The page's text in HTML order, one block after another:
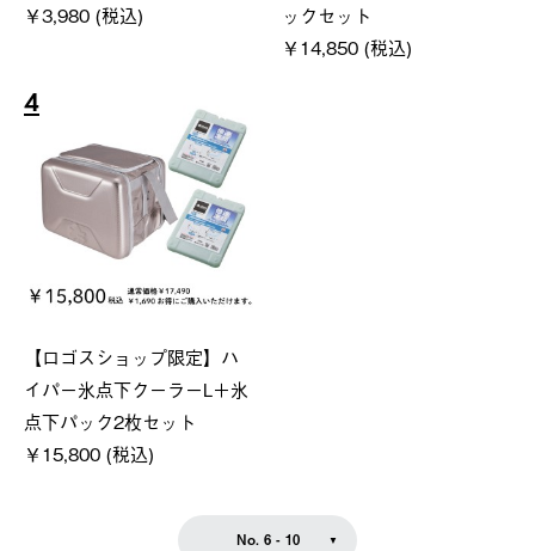
￥3,980 (税込)
ックセット
￥14,850 (税込)
4
【ロゴスショップ限定】ハ
イパー氷点下クーラーL＋氷
点下パック2枚セット
￥15,800 (税込)
No. 6 - 10